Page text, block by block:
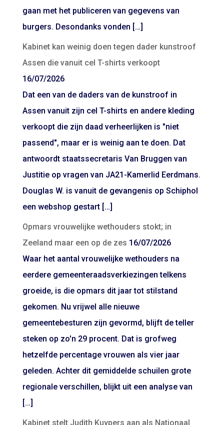
gaan met het publiceren van gegevens van
burgers. Desondanks vonden […]
Kabinet kan weinig doen tegen dader kunstroof
Assen die vanuit cel T-shirts verkoopt
16/07/2026
Dat een van de daders van de kunstroof in
Assen vanuit zijn cel T-shirts en andere kleding
verkoopt die zijn daad verheerlijken is "niet
passend", maar er is weinig aan te doen. Dat
antwoordt staatssecretaris Van Bruggen van
Justitie op vragen van JA21-Kamerlid Eerdmans.
Douglas W. is vanuit de gevangenis op Schiphol
een webshop gestart […]
Opmars vrouwelijke wethouders stokt; in
Zeeland maar een op de zes 16/07/2026
Waar het aantal vrouwelijke wethouders na
eerdere gemeenteraadsverkiezingen telkens
groeide, is die opmars dit jaar tot stilstand
gekomen. Nu vrijwel alle nieuwe
gemeentebesturen zijn gevormd, blijft de teller
steken op zo'n 29 procent. Dat is grofweg
hetzelfde percentage vrouwen als vier jaar
geleden. Achter dit gemiddelde schuilen grote
regionale verschillen, blijkt uit een analyse van
[…]
Kabinet stelt Judith Kuypers aan als Nationaal